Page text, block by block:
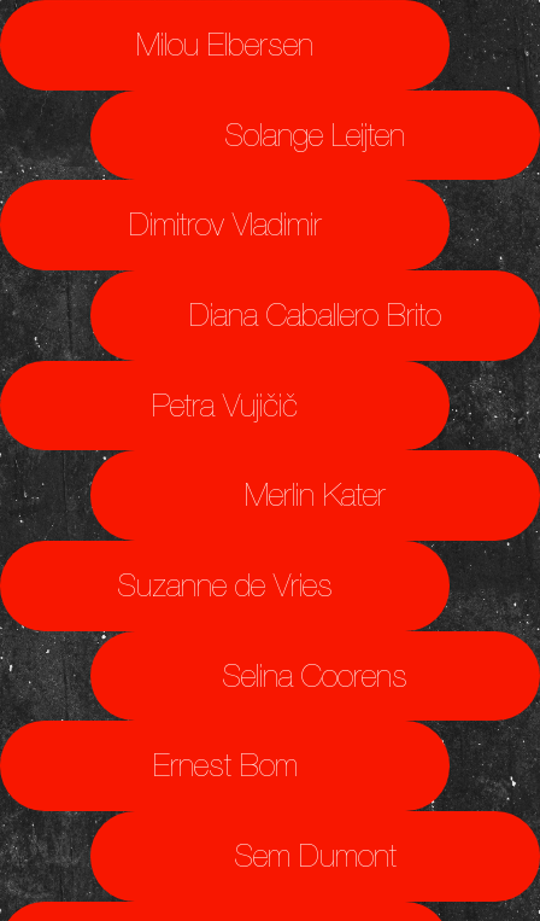
Milou Elbersen
Solange Leijten
Dimitrov Vladimir
Diana Caballero Brito
Petra Vujičič
Merlin Kater
Suzanne de Vries
Selina Coorens
Ernest Bom
Sem Dumont